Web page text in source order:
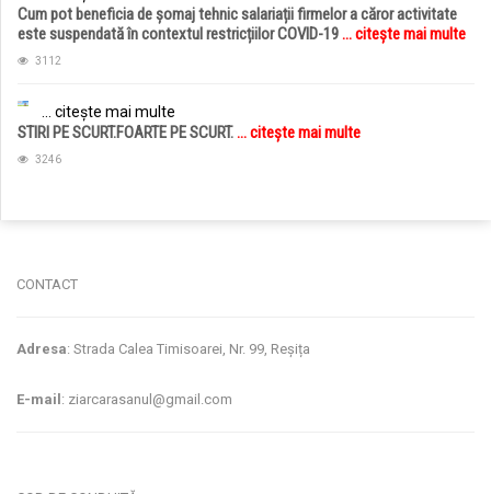
Cum pot beneficia de șomaj tehnic salariații firmelor a căror activitate
este suspendată în contextul restricțiilor COVID-19... citește mai multe
3112
... citește mai multe
STIRI PE SCURT.FOARTE PE SCURT.... citește mai multe
3246
CONTACT
Adresa: Strada Calea Timisoarei, Nr. 99, Reșița
E-mail: ziarcarasanul@gmail.com